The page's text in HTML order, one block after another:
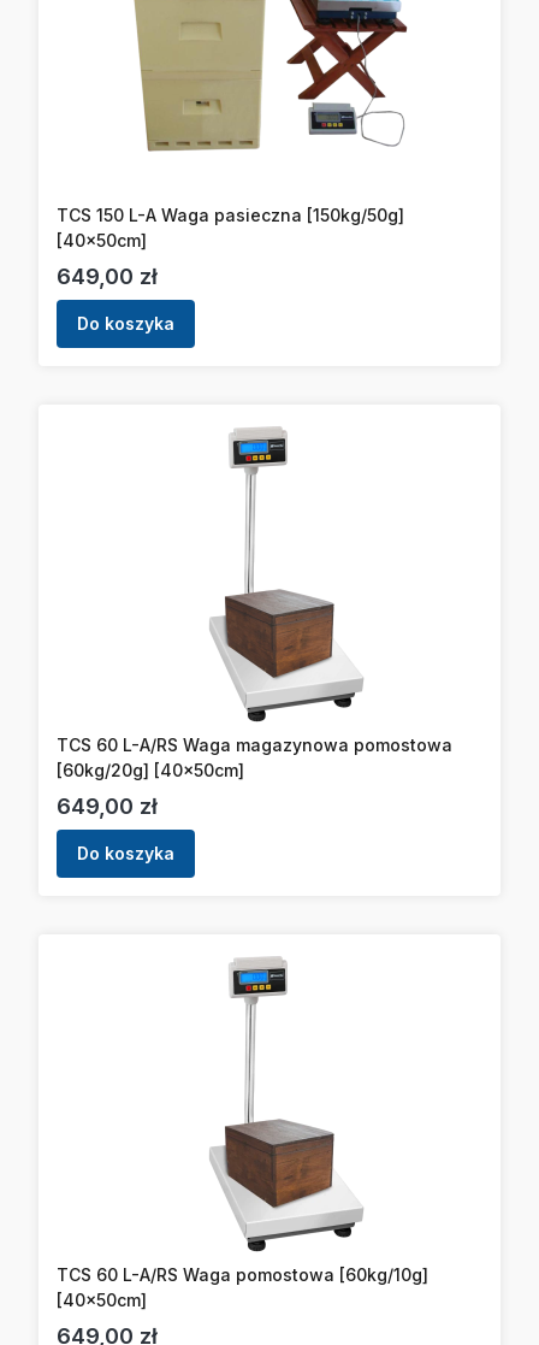
TCS 150 L-A Waga pasieczna [150kg/50g]
[40x50cm]
Cena
649,00 zł
Do koszyka
TCS 60 L-A/RS Waga magazynowa pomostowa
[60kg/20g] [40x50cm]
Cena
649,00 zł
Do koszyka
TCS 60 L-A/RS Waga pomostowa [60kg/10g]
[40x50cm]
Cena
649,00 zł